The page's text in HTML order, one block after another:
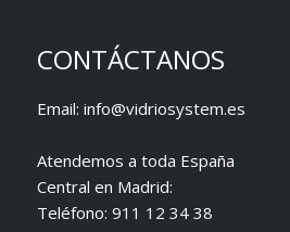
CONTÁCTANOS
Email: info@vidriosystem.es
Atendemos a toda España
Central en Madrid:
Teléfono: 911 12 34 38